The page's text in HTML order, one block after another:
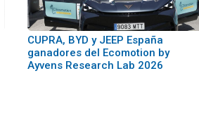
CUPRA, BYD y JEEP España
ganadores del Ecomotion by
Ayvens Research Lab 2026